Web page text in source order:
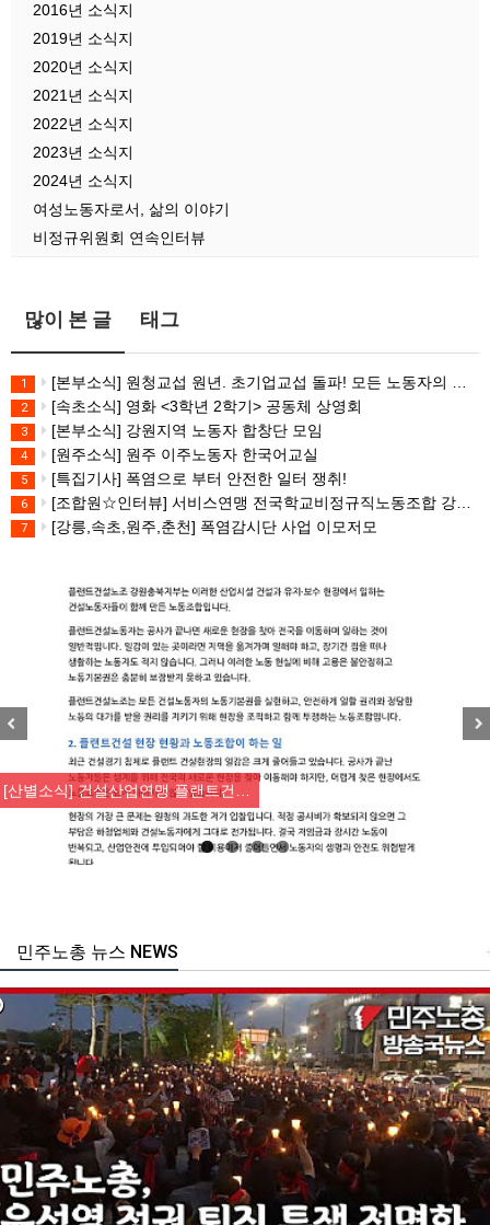
2016년 소식지
2019년 소식지
2020년 소식지
2021년 소식지
2022년 소식지
2023년 소식지
2024년 소식지
여성노동자로서, 삶의 이야기
비정규위원회 연속인터뷰
많이 본 글 태그
1 [본부소식] 원청교섭 원년. 초기업교섭 돌파! 모든 노동자의 노동기본권 쟁취! 민주노총 7.15 총파업대회
2 [속초소식] 영화 <3학년 2학기> 공동체 상영회
3 [본부소식] 강원지역 노동자 합창단 모임
4 [원주소식] 원주 이주노동자 한국어교실
5 [특집기사] 폭염으로 부터 안전한 일터 쟁취!
6 [조합원☆인터뷰] 서비스연맹 전국학교비정규직노동조합 강원지부 김유미 춘천지회장
7 [강릉,속초,원주,춘천] 폭염감시단 사업 이모저모
[산별소식] 건설산업연맹 플랜트건…
주노총 뉴스 NEWS